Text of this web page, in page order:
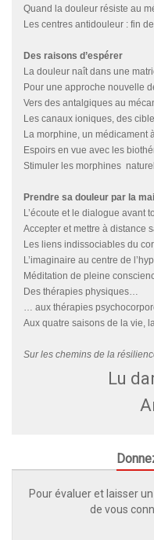
Quand la douleur résiste au
Les centres antidouleur : fin
Des raisons d’espérer
La douleur naît dans une
Pour une approche nouvelle
Vers des antalgiques au
Les canaux ioniques, des
La morphine, un médicament
Espoirs en vue avec les
Stimuler les morphines
Prendre sa douleur par la
L’écoute et le dialogue avant
Accepter et mettre à distance
Les liens indissociables du
L’imaginaire au centre de
Méditation de pleine
Des thérapies physiques…
… aux thérapies
Aux quatre saisons de la vie,
Sur les chemins de la
Lu
Pour évaluer et laisser
de vous